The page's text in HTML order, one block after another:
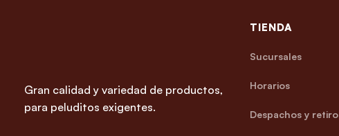
Gran calidad y variedad de productos,
para peluditos exigentes.
TIENDA
Sucursales
Horarios
Despachos y retiro